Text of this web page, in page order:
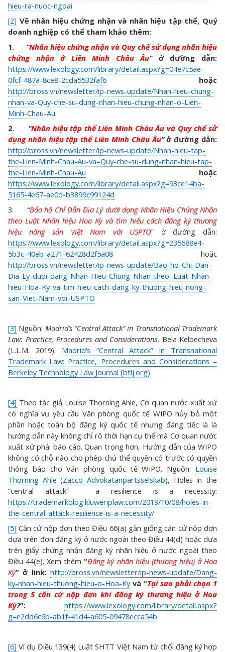
hieu-ra-nuoc-ngoai
[2] Về nhãn hiệu chứng nhận và nhãn hiệu tập thể, Quý
doanh nghiệp có thể tham khảo thêm:
1. “Nhãn hiệu chứng nhận và Quy chế sử dụng nhãn hiệu
chứng nhận ở Liên Minh Châu Âu” ở đường dẫn:
https://www.lexology.com/library/detail.aspx?g=04e7c5ae-
0fcf-487a-8ce8-2cda5532faf6 hoặc
http://bross.vn/newsletter/ip-news-update/Nhan-hieu-chung-
nhan-va-Quy-che-su-dung-nhan-hieu-chung-nhan-o-Lien-
Minh-Chau-Au
2. “Nhãn hiệu tập thể Liên Minh Châu Âu và Quy chế sử
dụng nhãn hiệu tập thể Liên Minh Châu Âu”ở đường dẫn:
http://bross.vn/newsletter/ip-news-update/Nhan-hieu-tap-
the-Lien-Minh-Chau-Au-va–Quy-che-su-dung-nhan-hieu-tap-
the-Lien-Minh-Chau-Au hoặc
https://www.lexology.com/library/detail.aspx?g=93ce14ba-
5165-4e67-ae0d-b3899c99124d
3. “Bảo hộ Chỉ Dẫn Địa Lý dưới dạng Nhãn Hiệu Chứng Nhận
theo Luật Nhãn hiệu Hoa Kỳ và tìm hiểu cách đăng ký thương
hiệu nông sản Việt Nam với USPTO” ở đường dẫn:
https://www.lexology.com/library/detail.aspx?g=235688e4-
5b3c-40eb-a271-62428d2f5a08 hoặc
http://bross.vn/newsletter/ip-news-update/Bao-ho-Chi-Dan-
Dia-Ly-duoi-dang-Nhan-Hieu-Chung-Nhan-theo–Luat-Nhan-
hieu-Hoa-Ky-va-tim-hieu-cach-dang-ky-thuong-hieu-nong-
san-Viet-Nam-voi-USPTO
[3] Nguồn: Madrid’s “Central Attack” in Transnational Trademark
Law: Practice, Procedures and Considerations, Bela Kelbecheva
(L.L.M. 2019): Madrid’s “Central Attack” in Transnational
Trademark Law: Practice, Procedures and Considerations –
Berkeley Technology Law Journal (btlj.org)
[4] Theo tác giả Louise Thorning Ahle, Cơ quan nước xuất xứ
có nghĩa vụ yêu cầu Văn phòng quốc tế WIPO hủy bỏ một
phần hoặc toàn bộ đăng ký quốc tế nhưng đáng tiếc là là
hướng dẫn này không chỉ rõ thời hạn cụ thể mà Cơ quan nước
xuất xứ phải báo cáo. Quan trọng hơn, Hướng dẫn của WIPO
không có chỗ nào cho phép chủ thể quyền có trước có quyền
thông báo cho Văn phòng quốc tế WIPO. Nguồn: Louise
Thorning Ahle (Zacco Advokatanpartsselskab), Holes in the
“central attack” – a resilience is a necessity:
https://trademarkblog.kluweriplaw.com/2019/10/08/holes-in-
the-central-attack-resilience-is-a-necessity/
[5] Căn cứ nộp đơn theo Điều 66(a) gần giống căn cứ nộp đơn
dựa trên đơn đăng ký ở nước ngoài theo Điều 44(d) hoặc dựa
trên giấy chứng nhận đăng ký nhãn hiệu ở nước ngoài theo
Điều 44(e). Xem thêm “Đăng ký nhãn hiệu (thương hiệu) ở Hoa
Kỳ” ở link: http://bross.vn/newsletter/ip-news-update/Dang-
ky-nhan-hieu-thuong-hieu-o-Hoa-Kyvà “Tại sao phải chọn 1
trong 5 căn cứ nộp đơn khi đăng ký thương hiệu ở Hoa
Kỳ?”: https://www.lexology.com/library/detail.aspx?
g=e2dd6c6b-ab1f-41d4-a605-09478ecca54b
[6] Ví dụ Điều 139(4) Luật SHTT Việt Nam từ chối đăng ký hợp